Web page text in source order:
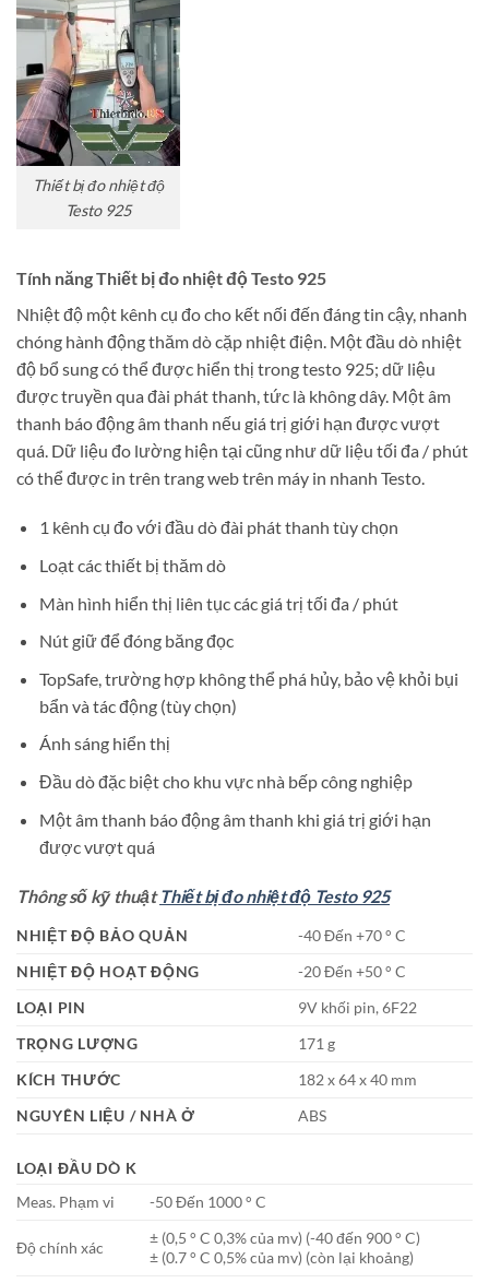
Thiết bị đo nhiệt độ
Testo 925
Tính năng Thiết bị đo nhiệt độ Testo 925
Nhiệt độ một kênh cụ đo cho kết nối đến đáng tin cậy, nhanh
chóng hành động thăm dò cặp nhiệt điện. Một đầu dò nhiệt
độ bổ sung có thể được hiển thị trong testo 925; dữ liệu
được truyền qua đài phát thanh, tức là không dây. Một âm
thanh báo động âm thanh nếu giá trị giới hạn được vượt
quá. Dữ liệu đo lường hiện tại cũng như dữ liệu tối đa / phút
có thể được in trên trang web trên máy in nhanh Testo.
1 kênh cụ đo với đầu dò đài phát thanh tùy chọn
Loạt các thiết bị thăm dò
Màn hình hiển thị liên tục các giá trị tối đa / phút
Nút giữ để đóng băng đọc
TopSafe, trường hợp không thể phá hủy, bảo vệ khỏi bụi
bẩn và tác động (tùy chọn)
Ánh sáng hiển thị
Đầu dò đặc biệt cho khu vực nhà bếp công nghiệp
Một âm thanh báo động âm thanh khi giá trị giới hạn
được vượt quá
Thông số kỹ thuậtThiết bị đo nhiệt độ Testo 925
NHIỆT ĐỘ BẢO QUẢN
-40 Đến +70 ° C
NHIỆT ĐỘ HOẠT ĐỘNG
-20 Đến +50 ° C
LOẠI PIN
9V khối pin, 6F22
TRỌNG LƯỢNG
171 g
KÍCH THƯỚC
182 x 64 x 40 mm
NGUYÊN LIỆU / NHÀ Ở
ABS
LOẠI ĐẦU DÒ K
Meas. Phạm vi
-50 Đến 1000 ° C
Độ chính xác
± (0,5 ° C 0,3% của mv) (-40 đến 900 ° C)
± (0.7 ° C 0,5% của mv) (còn lại khoảng)